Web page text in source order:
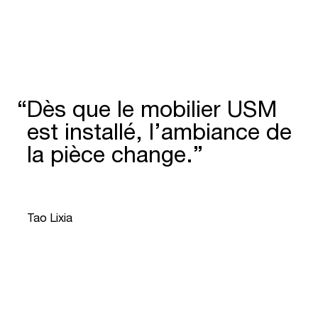
“Dès que le mobilier USM
est installé, l’ambiance de
la pièce change.”
Tao Lixia